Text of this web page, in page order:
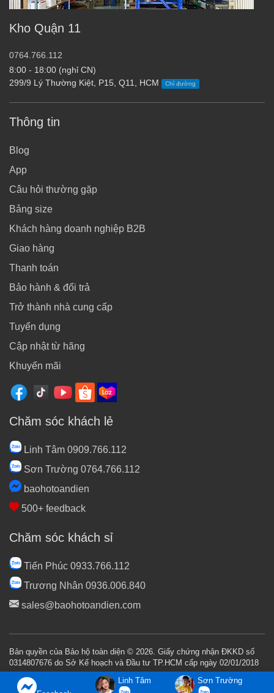
Kho Quận 11
0764.766.112
8:00 - 18:00 (nghỉ CN)
299/9 Lý Thường Kiệt, P15, Q11, HCM
Chỉ đường
Thông tin
Blog
App
Câu hỏi thường gặp
Bảng size
Khách hàng doanh nghiệp B2B
Giao hàng
Thanh toán
Bảo hành & đổi trả
Trở thành nhà cung cấp
Tuyển dụng
Cập nhật từ hãng
Khuyến mãi
Chăm sóc khách lẻ
Linh Tâm 0909.766.112
Sơn Trường 0764.766.112
baohotoandien
500+ feedback
Chăm sóc khách sỉ
Tiến Phúc 0933.766.112
Trương Nhân 0936.006.840
sales@baohotoandien.com
Bản quyền của Bảo hộ toàn diện © 2026. Giấy chứng nhận ĐKKD số
0314807676 do Sở Kế hoạch và Đầu tư TP.HCM cấp ngày 02/01/2018
Linh Tâm Sơn Trường